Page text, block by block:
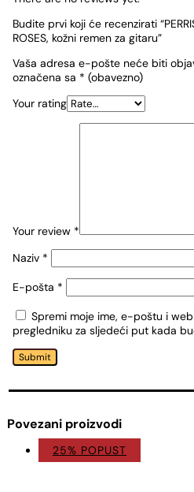
Budite prvi koji će recenzirati
ROSES, kožni remen za gitaru”
Vaša adresa e-pošte neće biti
označena sa * (obavezno)
Your rating
Your review *
Naziv *
E-pošta *
Spremi moje ime, e-poštu i
pregledniku za sljedeći put kada
Submit
Povezani proizvodi
25% POPUST